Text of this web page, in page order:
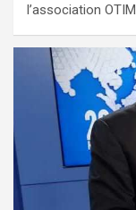
l’association